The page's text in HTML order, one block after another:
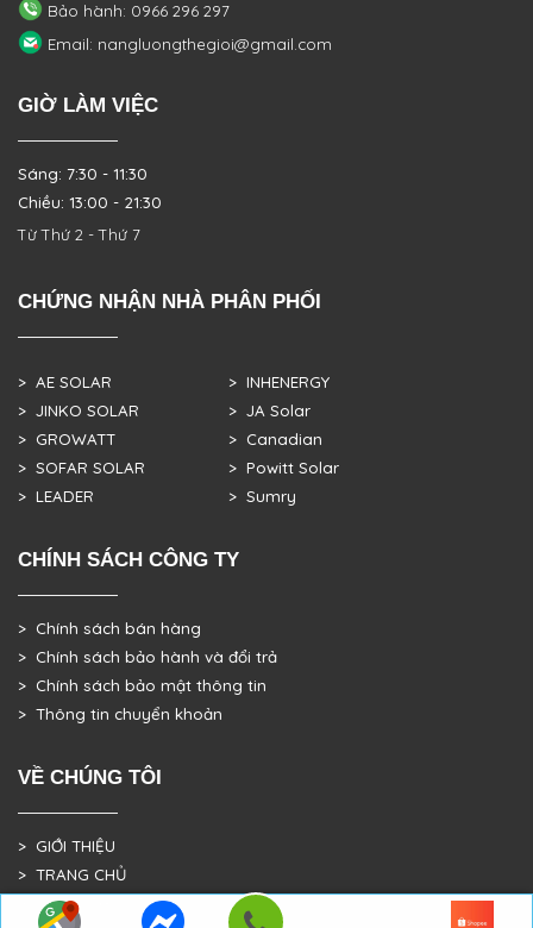
Bảo hành: 0966 296 297
Email: nangluongthegioi@gmail.com
GIỜ LÀM VIỆC
Sáng: 7:30 - 11:30
Chiều: 13:00 - 21:30
Từ Thứ 2 - Thứ 7
CHỨNG NHẬN NHÀ PHÂN PHỐI
> AE SOLAR
> JINKO SOLAR
> GROWATT
> SOFAR SOLAR
> LEADER
> INHENERGY
> JA Solar
> Canadian
> Powitt Solar
> Sumry
CHÍNH SÁCH CÔNG TY
> Chính sách bán hàng
> Chính sách bảo hành và đổi trả
> Chính sách bảo mật thông tin
> Thông tin chuyển khoản
VỀ CHÚNG TÔI
> GIỚI THIỆU
> TRANG CHỦ
> DỰ ÁN THỰC TẾ